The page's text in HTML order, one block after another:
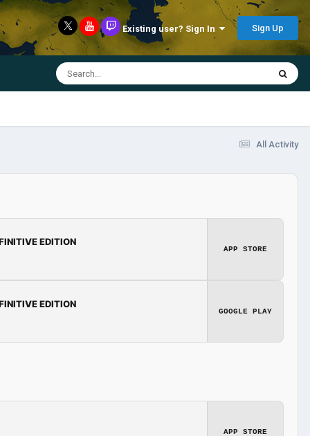
Existing user? Sign In Sign Up
All Activity
EDITION
APP STORE
EDITION
GOOGLE PLAY
APP STORE